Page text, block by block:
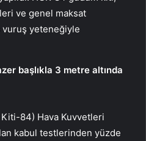
ve genel maksat
vuruş yeteneğiyle
başlıkla 3 metre altında
Kiti-84) Hava Kuvvetleri
kabul testlerinden yüzde